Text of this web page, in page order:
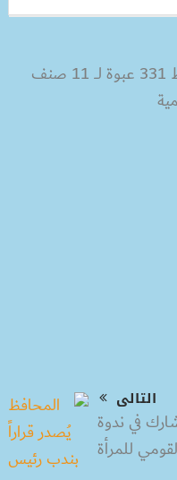
بيطري الشرقية يضبط 331 عبوة لــ 11 صنف
التالى
في ندوة